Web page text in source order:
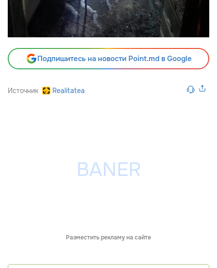
Подпишитесь на новости Point.md в Google
Источник Realitatea
Разместить рекламу на сайте